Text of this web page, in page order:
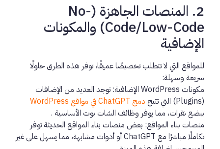
2. المنصات الجاهزة (No-
Code/Low-Code) والمكونات
الإضافية
للمواقع التي لا تتطلب تخصيصًا عميقًا، توفر هذه الطرق حلولًا
سريعة وسهلة:
مكونات WordPress الإضافية:
توجد العديد من الإضافات
(Plugins) التي تتيح
دمج ChatGPT في مواقع WordPress
ببضع نقرات، مما يوفر وظائف الشات بوت الأساسية .
منصات بناء المواقع: بعض منصات بناء المواقع الحديثة توفر
تكاملًا مباشرًا مع ChatGPT أو أدوات مشابهة، مما يسهل على غير